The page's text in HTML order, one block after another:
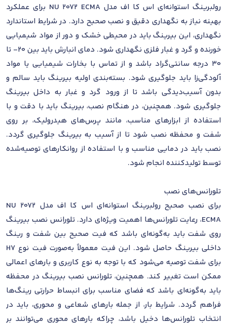
رولبرینگ استوانه‌ای اس کا اف مدل NU 2072 ECMA برای عملکرد
بهینه نیاز به نگهداری دقیق و نصب صحیح دارد. در شرایط استاندارد
نگهداری، این بیرینگ باید در محیطی خشک و دور از مواد شیمیایی
خورنده و گرد و غبار فلزی نگهداری شود. دمای انبارش باید بین 20- تا
30 درجه سانتی‌گراد باشد و از تماس با بخارات شیمیایی یا مواد
آلودگی‌زا باید جلوگیری شود. بسته‌بندی اولیه بیرینگ باید سالم و
بدون آسیب‌دیدگی باشد تا از ورود گرد و غبار به داخل بیرینگ
جلوگیری شود. همچنین، در هنگام نصب، بیرینگ باید با دقت و با
استفاده از ابزارهای مناسب، مانند پرس‌های هیدرولیک، بر روی
شفت و محفظه نصب شود تا از آسیب به بیرینگ جلوگیری گردد.
نصب باید در دمایی مناسب و با استفاده از روانکارهای توصیه‌شده
توسط تولیدکننده انجام شود.
تلورانس‌های نصب
برای نصب صحیح رولبرینگ استوانه‌ای اس کا اف مدل NU 2072
ECMA، رعایت تلورانس‌ها اهمیت ویژه‌ای دارد. تلورانس نصب بیرینگ
روی شفت باید به‌گونه‌ای باشد که فیت صحیح بین شفت و رینگ
داخلی بیرینگ حاصل شود. این فیت معمولاً به‌صورت فیت نوع H7
برای شفت توصیه می‌شود که با توجه به نوع کاربری و بارهای اعمالی
ممکن است تغییر کند. همچنین، تلورانس نصب بیرینگ در محفظه
باید به‌گونه‌ای باشد که فضای مناسب برای انبساط حرارتی رینگ‌ها
فراهم گردد. شرایط بار، از جمله بارهای شعاعی و محوری، باید در
انتخاب تلورانس‌ها دخیل باشد، چراکه بارهای محوری می‌توانند بر